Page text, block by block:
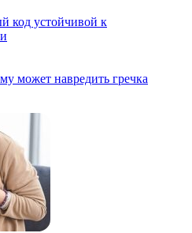
код устойчивой к
может навредить гречка